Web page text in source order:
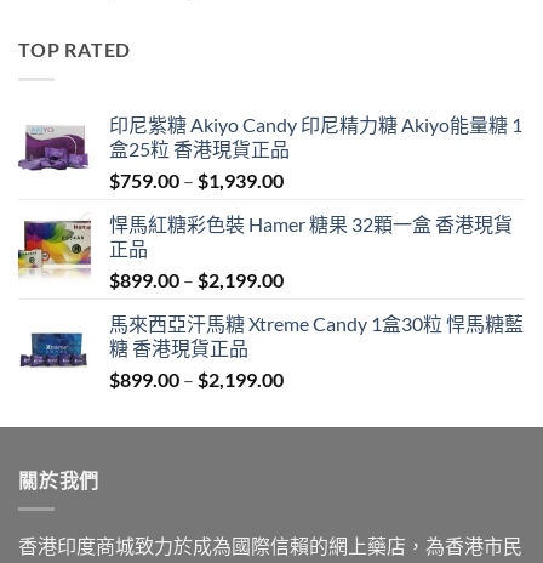
TOP RATED
印尼紫糖 Akiyo Candy 印尼精力糖 Akiyo能量糖 1
盒25粒 香港現貨正品
$759.00 – $1,939.00Price
$759.00
$1,939.00
悍馬紅糖彩色裝 Hamer 糖果 32顆一盒 香港現貨
正品
$899.00 – $2,199.00Price
$899.00
$2,199.00
馬來西亞汗馬糖 Xtreme Candy 1盒30粒 悍馬糖藍
糖 香港現貨正品
$899.00 – $2,199.00Price
$899.00
關於我們
香港印度商城致力於成為國際信賴的網上藥店，為香港市民